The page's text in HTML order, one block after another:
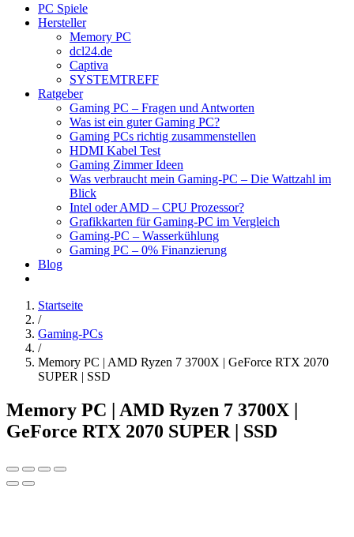
PC Spiele
Hersteller
Memory PC
dcl24.de
Captiva
SYSTEMTREFF
Ratgeber
Gaming PC – Fragen und Antworten
Was ist ein guter Gaming PC?
Gaming PCs richtig zusammenstellen
HDMI Kabel Test
Gaming Zimmer Ideen
Was verbraucht mein Gaming-PC – Die Wattzahl im
Blick
Intel oder AMD – CPU Prozessor?
Grafikkarten für Gaming-PC im Vergleich
Gaming-PC – Wasserkühlung
Gaming PC – 0% Finanzierung
Blog
Startseite
/
Gaming-PCs
/
Memory PC | AMD Ryzen 7 3700X | GeForce RTX 2070
SUPER | SSD
Memory PC | AMD Ryzen 7 3700X |
GeForce RTX 2070 SUPER | SSD